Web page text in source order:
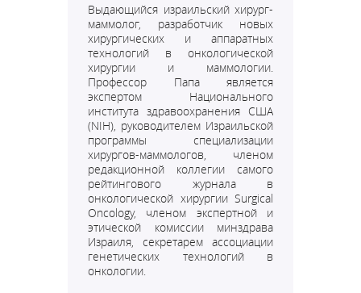
Выдающийся израильский хирург-
маммолог, разработчик новых
хирургических и аппаратных
технологий в онкологической
хирургии и маммологии.
Профессор Папа является
экспертом Национального
института здравоохранения США
(NIH), руководителем Израильской
программы специализации
хирургов-маммологов, членом
редакционной коллегии самого
рейтингового журнала в
онкологической хирургии Surgical
Oncology, членом экспертной и
этической комиссии минздрава
Израиля, секретарем ассоциации
генетических технологий в
онкологии.